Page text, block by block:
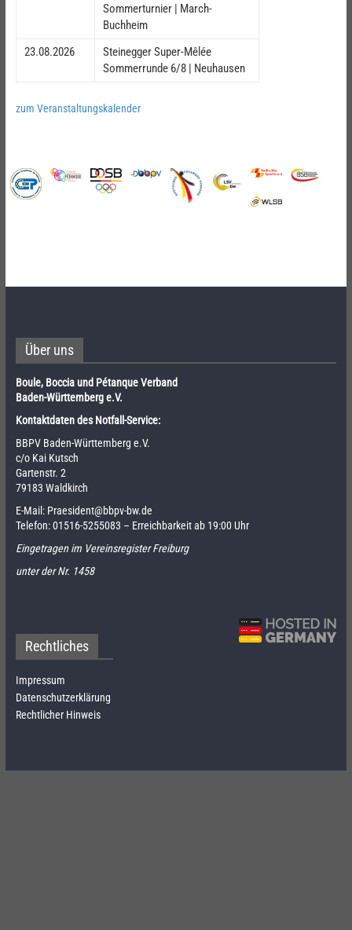
Sommerturnier | March-
Buchheim
23.08.2026
Steinegger Super-Mêlée
Sommerrunde 6/8 | Neuhausen
zum Veranstaltungskalender
Über uns
Boule, Boccia und Pétanque Verband
Baden-Württemberg e.V.
Kontaktdaten des Notfall-Service:
BBPV Baden-Württemberg e.V.
c/o Kai Kutsch
Gartenstr. 2
79183 Waldkirch
E-Mail: Praesident@bbpv-bw.de
Telefon:01516-5255083 – Erreichbarkeit ab 19:00 Uhr
Eingetragen im Vereinsregister Freiburg
unter der Nr. 1458
Rechtliches
Impressum
Datenschutzerklärung
Rechtlicher Hinweis